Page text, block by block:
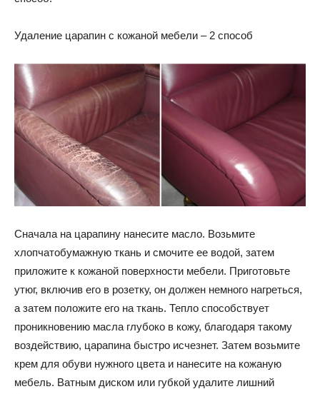
Удаление царапин с кожаной мебели – 2 способ
Сначала на царапину нанесите масло. Возьмите
хлопчатобумажную ткань и смочите ее водой, затем
приложите к кожаной поверхности мебели. Приготовьте
утюг, включив его в розетку, он должен немного нагреться,
а затем положите его на ткань. Тепло способствует
проникновению масла глубоко в кожу, благодаря такому
воздействию, царапина быстро исчезнет. Затем возьмите
крем для обуви нужного цвета и нанесите на кожаную
мебель. Ватным диском или губкой удалите лишний